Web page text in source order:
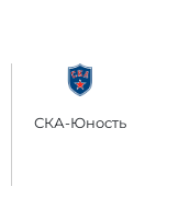
СКА-Юность